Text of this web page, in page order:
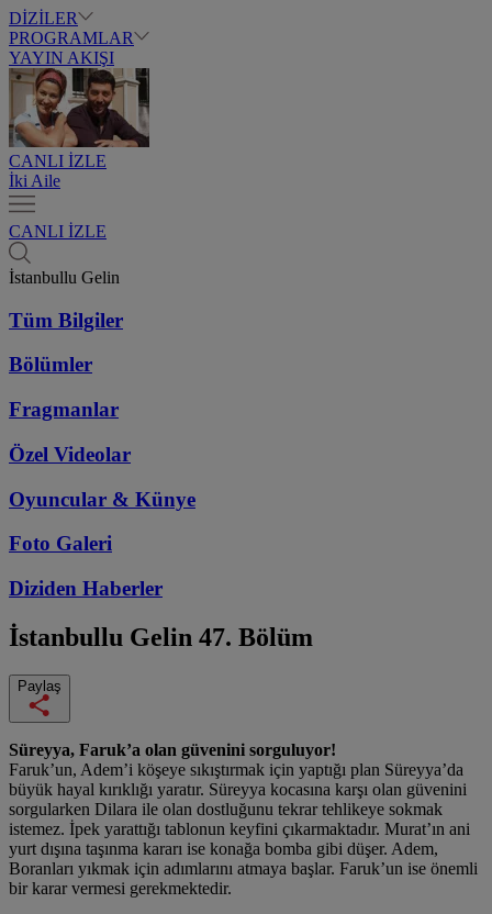
DİZİLER
PROGRAMLAR
YAYIN AKIŞI
CANLI İZLE
İki Aile
CANLI İZLE
İstanbullu Gelin
Tüm Bilgiler
Bölümler
Fragmanlar
Özel Videolar
Oyuncular & Künye
Foto Galeri
Diziden Haberler
İstanbullu Gelin 47. Bölüm
Paylaş
Süreyya, Faruk’a olan güvenini sorguluyor!
Faruk’un, Adem’i köşeye sıkıştırmak için yaptığı plan Süreyya’da
büyük hayal kırıklığı yaratır. Süreyya kocasına karşı olan güvenini
sorgularken Dilara ile olan dostluğunu tekrar tehlikeye sokmak
istemez. İpek yarattığı tablonun keyfini çıkarmaktadır. Murat’ın ani
yurt dışına taşınma kararı ise konağa bomba gibi düşer. Adem,
Boranları yıkmak için adımlarını atmaya başlar. Faruk’un ise önemli
bir karar vermesi gerekmektedir.